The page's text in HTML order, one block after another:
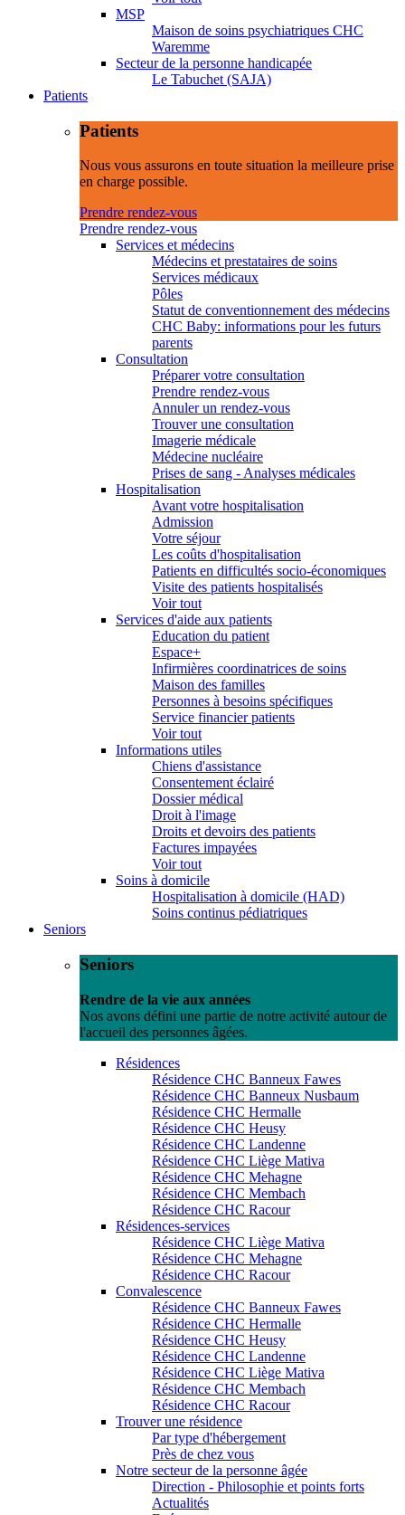
MSP
Maison de soins psychiatriques CHC
Waremme
Secteur de la personne handicapée
Le Tabuchet (SAJA)
Patients
Patients
Nous vous assurons en toute situation la meilleure prise
en charge possible.
Prendre rendez-vous
Prendre rendez-vous
Services et médecins
Médecins et prestataires de soins
Services médicaux
Pôles
Statut de conventionnement des médecins
CHC Baby: informations pour les futurs
parents
Consultation
Préparer votre consultation
Prendre rendez-vous
Annuler un rendez-vous
Trouver une consultation
Imagerie médicale
Médecine nucléaire
Prises de sang - Analyses médicales
Hospitalisation
Avant votre hospitalisation
Admission
Votre séjour
Les coûts d'hospitalisation
Patients en difficultés socio-économiques
Visite des patients hospitalisés
Voir tout
Services d'aide aux patients
Education du patient
Espace+
Infirmières coordinatrices de soins
Maison des familles
Personnes à besoins spécifiques
Service financier patients
Voir tout
Informations utiles
Chiens d'assistance
Consentement éclairé
Dossier médical
Droit à l'image
Droits et devoirs des patients
Factures impayées
Voir tout
Soins à domicile
Hospitalisation à domicile (HAD)
Soins continus pédiatriques
Seniors
Seniors
Rendre de la vie aux années
Nos avons défini une partie de notre activité autour de
l'accueil des personnes âgées.
Résidences
Résidence CHC Banneux Fawes
Résidence CHC Banneux Nusbaum
Résidence CHC Hermalle
Résidence CHC Heusy
Résidence CHC Landenne
Résidence CHC Liège Mativa
Résidence CHC Mehagne
Résidence CHC Membach
Résidence CHC Racour
Résidences-services
Résidence CHC Liège Mativa
Résidence CHC Mehagne
Résidence CHC Racour
Convalescence
Résidence CHC Banneux Fawes
Résidence CHC Hermalle
Résidence CHC Heusy
Résidence CHC Landenne
Résidence CHC Liège Mativa
Résidence CHC Membach
Résidence CHC Racour
Trouver une résidence
Par type d'hébergement
Près de chez vous
Notre secteur de la personne âgée
Direction - Philosophie et points forts
Actualités